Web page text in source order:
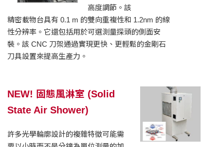
高度調節。該
精密載物台具有 0.1 m 的雙向重複性和 1.2nm 的線
性分辨率。它還包括用於可選測量探頭的側面安
裝。該 CNC 刀架通過實現更快、更輕鬆的金剛石
刀具設置來提高生產力。
NEW! 固態風淋室 (Solid
State Air Shower)
許多光學輪廓設計的複雜特徵可能需